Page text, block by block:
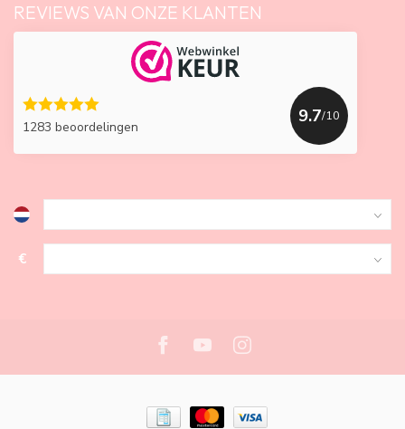
REVIEWS VAN ONZE KLANTEN
1283 beoordelingen
9.7/10
€